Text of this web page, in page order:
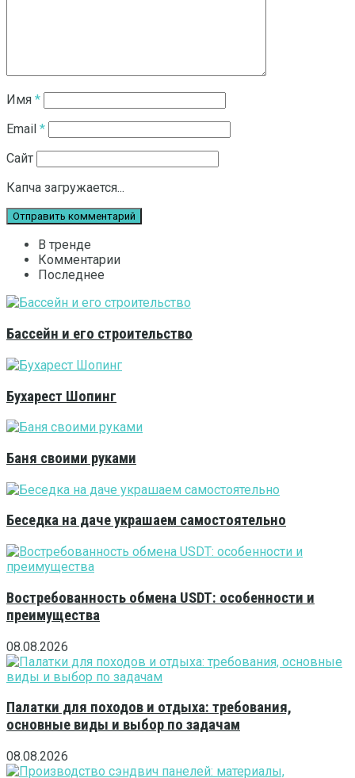
Имя *
Email *
Сайт
Капча загружается...
В тренде
Комментарии
Последнее
Бассейн и его строительство
Бухарест Шопинг
Баня своими руками
Беседка на даче украшаем самостоятельно
Востребованность обмена USDT: особенности и
преимущества
08.08.2026
Палатки для походов и отдыха: требования,
основные виды и выбор по задачам
08.08.2026